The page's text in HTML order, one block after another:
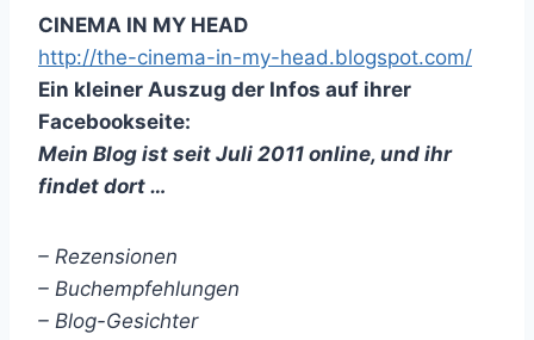
CINEMA IN MY HEAD
http://the-cinema-in-my-head.blogspot.com/
Ein kleiner Auszug der Infos auf ihrer
Facebookseite:
Mein Blog ist seit Juli 2011 online, und ihr
findet dort …
– Rezensionen
– Buchempfehlungen
– Blog-Gesichter